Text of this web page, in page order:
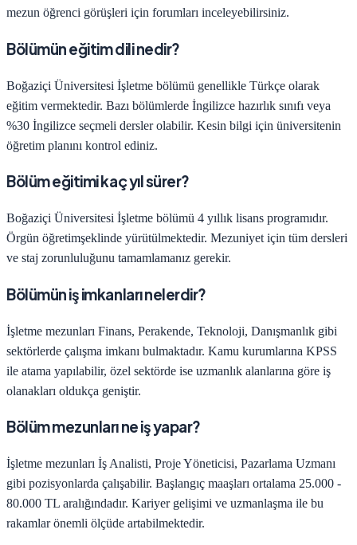
mezun öğrenci görüşleri için forumları inceleyebilirsiniz.
Bölümün eğitim dili nedir?
Boğaziçi Üniversitesi İşletme bölümü genellikle Türkçe olarak
eğitim vermektedir. Bazı bölümlerde İngilizce hazırlık sınıfı veya
%30 İngilizce seçmeli dersler olabilir. Kesin bilgi için üniversitenin
öğretim planını kontrol ediniz.
Bölüm eğitimi kaç yıl sürer?
Boğaziçi Üniversitesi İşletme bölümü 4 yıllık lisans programıdır.
Örgün öğretimşeklinde yürütülmektedir. Mezuniyet için tüm dersleri
ve staj zorunluluğunu tamamlamanız gerekir.
Bölümün iş imkanları nelerdir?
İşletme mezunları Finans, Perakende, Teknoloji, Danışmanlık gibi
sektörlerde çalışma imkanı bulmaktadır. Kamu kurumlarına KPSS
ile atama yapılabilir, özel sektörde ise uzmanlık alanlarına göre iş
olanakları oldukça geniştir.
Bölüm mezunları ne iş yapar?
İşletme mezunları İş Analisti, Proje Yöneticisi, Pazarlama Uzmanı
gibi pozisyonlarda çalışabilir. Başlangıç maaşları ortalama 25.000 -
80.000 TL aralığındadır. Kariyer gelişimi ve uzmanlaşma ile bu
rakamlar önemli ölçüde artabilmektedir.